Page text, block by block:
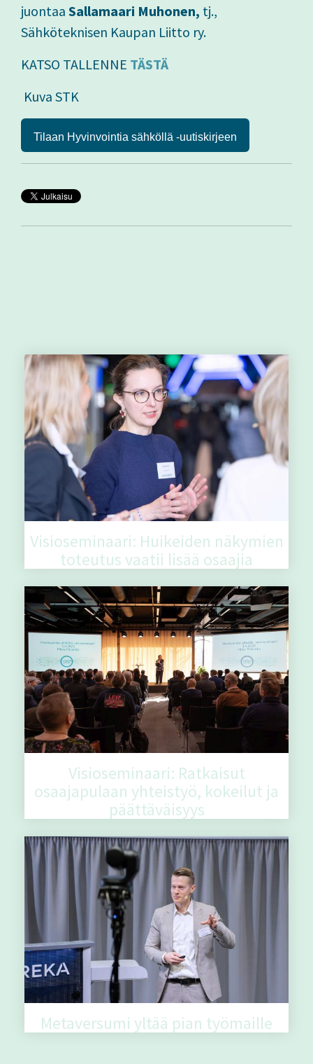
juontaa Sallamaari Muhonen, tj.,
Sähköteknisen Kaupan Liitto ry.
KATSO TALLENNE TÄSTÄ
Kuva STK
Tilaan Hyvinvointia sähköllä -uutiskirjeen
Visioseminaari: Huikeiden näkymien
toteutus vaatii lisää osaajia
Visioseminaari: Ratkaisut
osaajapulaan yhteistyö, kokeilut ja
päättäväisyys
Metaversumi yltää pian työmaille